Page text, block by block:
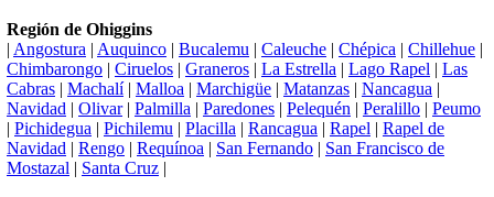
Región de Ohiggins
| Angostura | Auquinco | Bucalemu | Caleuche | Chépica | Chillehue |
Chimbarongo | Ciruelos | Graneros | La Estrella | Lago Rapel | Las
Cabras | Machalí| Malloa | Marchigüe | Matanzas | Nancagua |
Navidad | Olivar| Palmilla | Paredones | Pelequén | Peralillo | Peumo
| Pichidegua | Pichilemu | Placilla | Rancagua | Rapel | Rapel de
Navidad | Rengo | Requínoa | San Fernando | San Francisco de
Mostazal | Santa Cruz |